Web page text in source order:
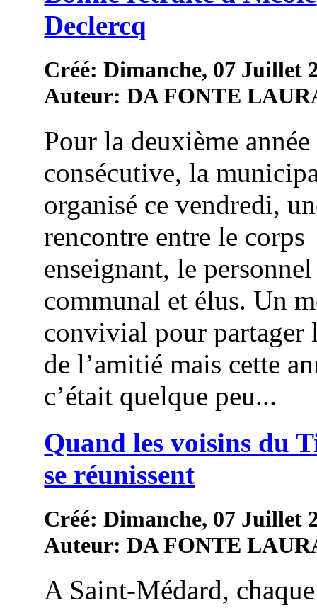
Declercq
Créé: Dimanche, 07 Juillet
Auteur: DA FONTE
Pour la deuxième année
consécutive, la
organisé ce vendredi,
rencontre entre le corps
enseignant, le personnel
communal et élus. Un
convivial pour partager
de l’amitié mais cette
c’était quelque peu...
Quand les voisins du
se réunissent
Créé: Dimanche, 07 Juillet
Auteur: DA FONTE
A Saint-Médard,